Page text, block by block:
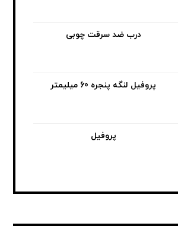
درب ضد سرقت چوبی
پروفیل لنگه پنجره 60 میلیمتر
پروفیل